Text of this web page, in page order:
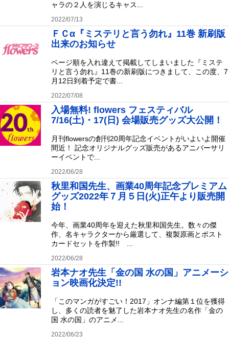
ャラの２人を演じるキャス...
2022/07/13
ＦＣα『ミステリと言う勿れ』11巻 新刷版
出来のお知らせ
ページ順を入れ違えて掲載してしまいました『ミステ
リと言う勿れ』11巻の新刷版につきまして、この度、7
月12日到着予定で書...
2022/07/08
入場無料! flowers フェスティバル
7/16(土)・17(日) 会場販売グッズ大公開！
月刊flowersの創刊20周年記念イベントがいよいよ開催
間近！ 記念オリジナルグッズ販売があるアニバーサリ
ーイベントで...
2022/06/28
秋里和国先生、画業40周年記念プレミアム
グッズ2022年７月５日(火)正午より販売開
始！
今年、画業40周年を迎えた秋里和国先生。数々の傑
作、名キャラクターから厳選して、複製原画とポスト
カードセットを作製!! ...
2022/06/28
岩本ナオ先生「金の国 水の国」アニメーシ
ョン映画化決定!!
「このマンガがすごい！2017」オンナ編第１位を獲得
し、多くの読者を魅了した岩本ナオ先生の名作「金の
国 水の国」のアニメ...
2022/06/23